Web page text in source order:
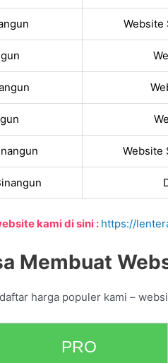
Website
Website
kami di sini : https://
Membuat
harga populer kami –
PRO